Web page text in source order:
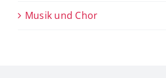
Musik und Chor